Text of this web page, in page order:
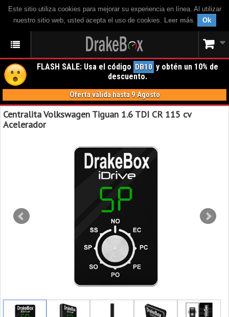
Este sitio utiliza cookies para mejorar su experiencia en línea. Al utilizar
nuestro sitio web, usted acepta el uso de cookies. Leer más. Ok
FLASH SALE: Usa el código DB10 y obtén un 10% de
descuento.
Oferta válida hasta 9 Agosto
Centralita Volkswagen Tiguan 1.6 TDI CR 115 cv
Acelerador